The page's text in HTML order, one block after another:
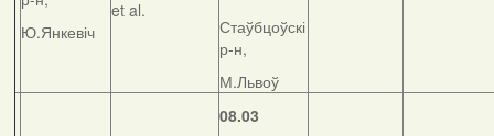
Ю.Янкевіч
et al.
Стаўбцоўскі
р-н,
М.Львоў
08.03